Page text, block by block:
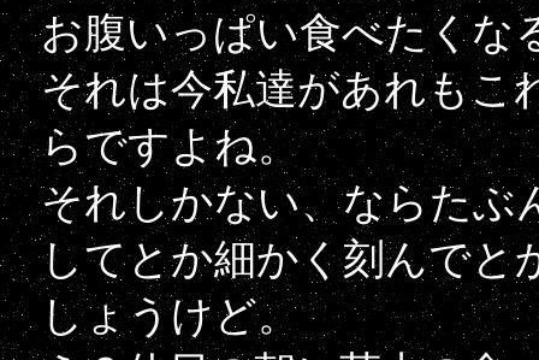
お腹いっぱい食べたくな
それは今私達があれもこ
らですよね。
それしかない、ならたぶ
してとか細かく刻んでと
しょうけど。